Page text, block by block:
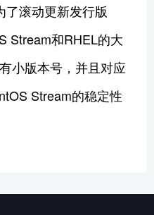
了滚动更新发行版
Stream和RHEL的大
小版本号，并且对应
Stream的稳定性